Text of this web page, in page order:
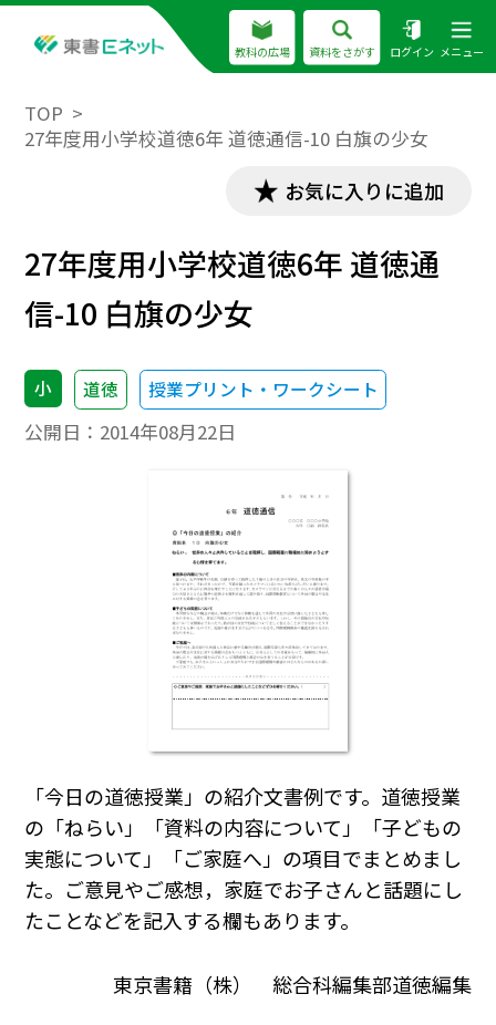
教科の広場 資料をさがす ログイン メニュー
TOP
27年度用小学校道徳6年 道徳通信-10 白旗の少女
お気に入りに追加
27年度用小学校道徳6年 道徳通
信-10 白旗の少女
小 道徳 授業プリント・ワークシート
公開日： 2014年08月22日
「今日の道徳授業」の紹介文書例です。道徳授業
の「ねらい」「資料の内容について」「子どもの
実態について」「ご家庭へ」の項目でまとめまし
た。ご意見やご感想，家庭でお子さんと話題にし
たことなどを記入する欄もあります。
東京書籍（株） 総合科編集部道徳編集